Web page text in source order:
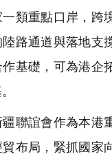
類重點口岸，跨
路通道與落地支
基礎，可為港企
聯誼會作為本港
貿布局，緊抓國家